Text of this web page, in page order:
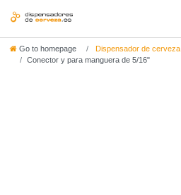
Go to homepage
Dispensador de cerveza
Conector y para manguera de 5/16"